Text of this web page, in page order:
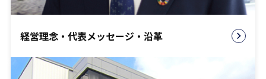
経営理念・代表メッセージ・沿革